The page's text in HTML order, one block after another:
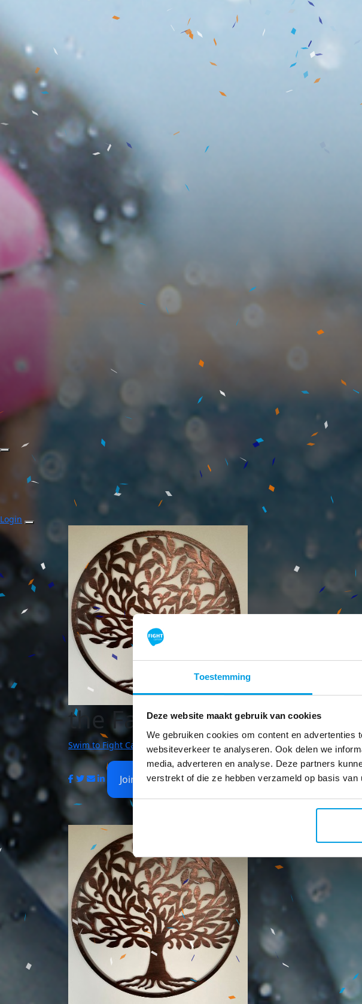
Toestemming
Deze website maakt gebruik van cookies
We gebruiken cookies om content en
websiteverkeer te analyseren. Ook delen we
media, adverteren en analyse. Deze partners
verstrekt of die ze hebben verzameld op basis
Login
the Familytree
Swim to Fight Cancer | Achterhoek
Join Us